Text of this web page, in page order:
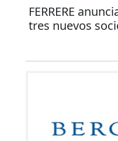
FERRERE
tres nuevos